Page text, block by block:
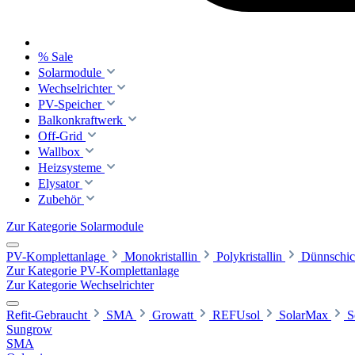
% Sale
Solarmodule
Wechselrichter
PV-Speicher
Balkonkraftwerk
Off-Grid
Wallbox
Heizsysteme
Elysator
Zubehör
Zur Kategorie Solarmodule
PV-Komplettanlage Monokristallin Polykristallin
Zur Kategorie PV-Komplettanlage
Zur Kategorie Wechselrichter
Refit-Gebraucht SMA Growatt REFUsol SolarMax
Sungrow
SMA